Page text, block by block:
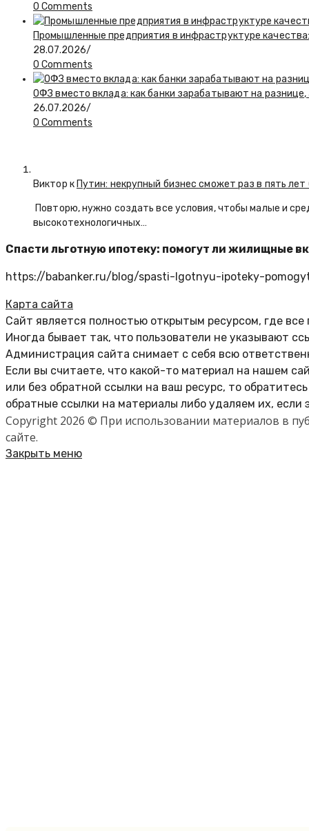
0 Comments
Промышленные предприятия в инфраструктуре
28.07.2026/
0 Comments
ОФЗ вместо вклада: как банки зарабатывают на
26.07.2026/
0 Comments
Виктор к Путин: некрупный бизнес сможет раз в пять
Повторю, нужно создать все условия, чтобы малые и
высокотехнологичных…
Спасти льготную ипотеку: помогут ли жилищные
https://babanker.ru/blog/spasti-lgotnyu-ipoteky-
Карта сайта
Сайт является полностью открытым ресурсом, где
Иногда бывает так, что пользователи не указывают
Администрация сайта снимает с себя всю
Если вы считаете, что какой-то материал на нашем
или без обратной ссылки на ваш ресурс, то
обратные ссылки на материалы либо удаляем их, если
Copyright 2026 © При использовании материалов в
сайте.
Закрыть меню